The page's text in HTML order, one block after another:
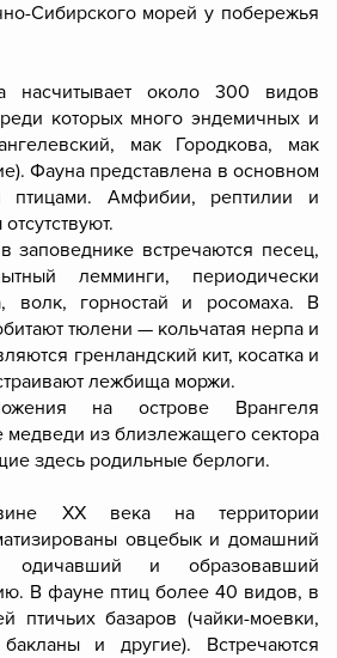
Сибирского морей у побережья
насчитывает около 300 видов
которых много эндемичных и
мак Городкова, мак
Фауна представлена в основном
птицами. Амфибии, рептилии и
заповеднике встречаются песец,
лемминги, периодически
волк, горностай и росомаха. В
тюлени — кольчатая нерпа и
гренландский кит, косатка и
лежбища моржи.
на острове Врангеля
медведи из близлежащего сектора
здесь родильные берлоги.
XX века на территории
овцебык и домашний
одичавший и образовавший
В фауне птиц более 40 видов, в
птичьих базаров (чайки-моевки,
и другие). Встречаются